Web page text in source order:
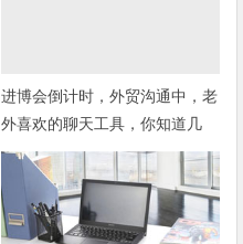
进博会倒计时，外贸沟通中，老
外喜欢的聊天工具，你知道几
种？